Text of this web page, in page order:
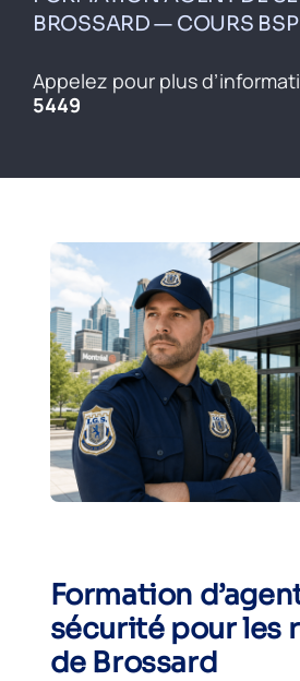
English
BROSSARD — COURS BSP
Appelez pour plus
5449
Formation
sécurité pour les
de Brossard